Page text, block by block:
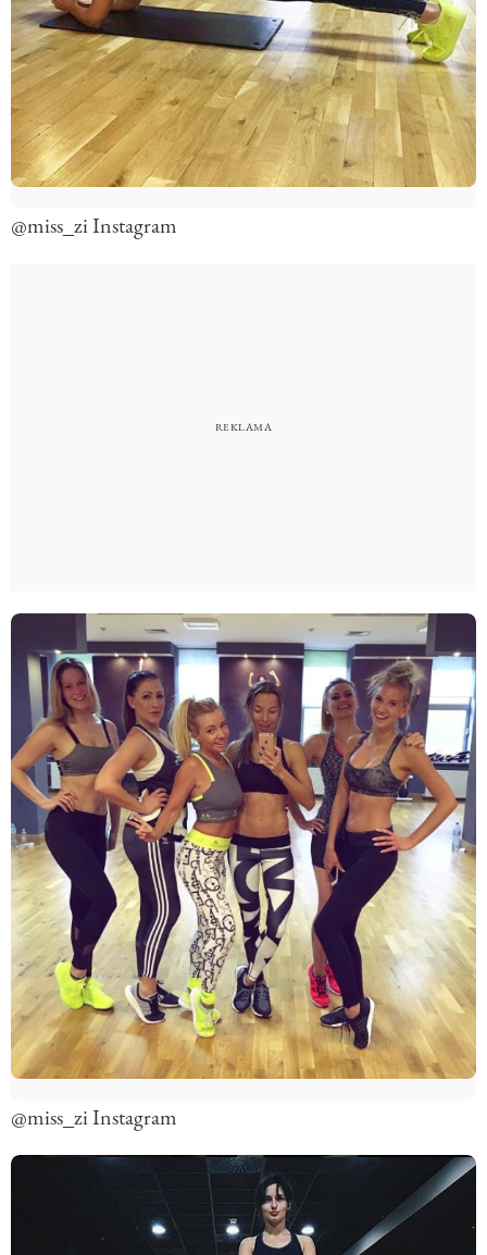
@miss_zi Instagram
@miss_zi Instagram